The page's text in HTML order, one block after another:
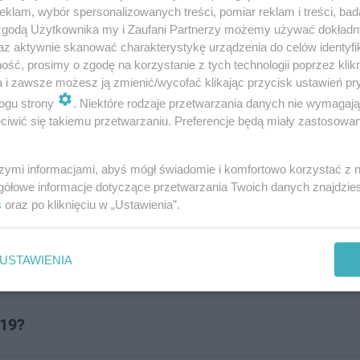
mógł się zaszczepić w mobilnym punkcie
będziecie mieć dwa rodzaje szczepionki
wybór spersonalizowanych treści, pomiar reklam i treści,
Użytkownika my i Zaufani Partnerzy możemy używać
aktywnie skanować charakterystykę urządzenia do celów
prosimy o zgodę na korzystanie z tych technologii poprzez
i zawsze możesz ją zmienić/wycofać klikając przycisk ustawień
strony
. Niektóre rodzaje przetwarzania danych nie
się takiemu przetwarzaniu. Preferencje będą miały
informacjami, abyś mógł świadomie i komfortowo korzystać z
informacje dotyczące przetwarzania Twoich danych
oraz po kliknięciu w „Ustawienia”.
USTAWIENIA